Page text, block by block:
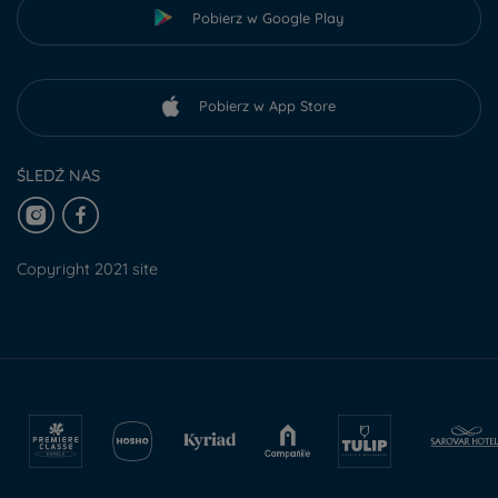
Pobierz w Google Play
Pobierz w App Store
ŚLEDŹ NAS
Copyright 2021 site